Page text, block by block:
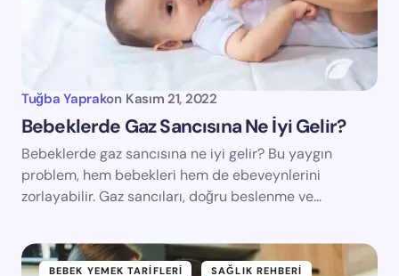
Tuğba Yaprakon Kasım 21, 2022
Bebeklerde Gaz Sancısına Ne İyi Gelir?
Bebeklerde gaz sancısına ne iyi gelir? Bu yaygın
problem, hem bebekleri hem de ebeveynlerini
zorlayabilir. Gaz sancıları, doğru beslenme ve…
BEBEK YEMEK TARIFLERI SAĞLIK REHBERI